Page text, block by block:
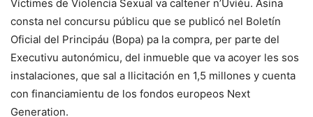
Víctimes de Violencia Sexual va caltener n’Uviéu. Asina
consta nel concursu públicu que se publicó nel Boletín
Oficial del Principáu (Bopa) pa la compra, per parte del
Executivu autonómicu, del inmueble que va acoyer les sos
instalaciones, que sal a llicitación en 1,5 millones y cuenta
con financiamientu de los fondos europeos Next
Generation.